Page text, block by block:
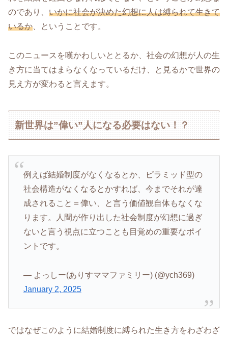
のであり、 いかに社会が決めた幻想に人は縛られて生きて
いるか 、ということです。
このニュースを嘆かわしいととるか、社会の幻想が人の生
き方に当てはまらなくなっているだけ、と見るかで世界の
見え方が変わると言えます。
新世界は”偉い”人になる必要はない！？
例えば結婚制度がなくなるとか、ピラミッド型の
社会構造がなくなるとかすれば、今までそれが達
成されること＝偉い、と言う価値観自体もなくな
ります。人間が作り出した社会制度が幻想に過ぎ
ないと言う視点に立つことも目覚めの重要なポイ
ントです。
— よっしー(ありすママファミリー) (@ych369)
January 2, 2025
ではなぜこのように結婚制度に縛られた生き方をわざわざ